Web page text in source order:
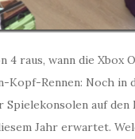
4 raus, wann die Xbox
Kopf-Rennen: Noch in
auf
Jahr erwartet.